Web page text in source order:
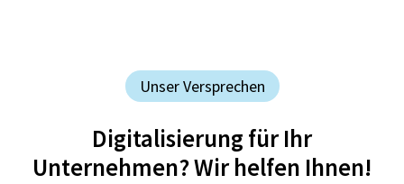
Unser Versprechen
Digitalisierung für Ihr
Unternehmen? Wir helfen Ihnen!